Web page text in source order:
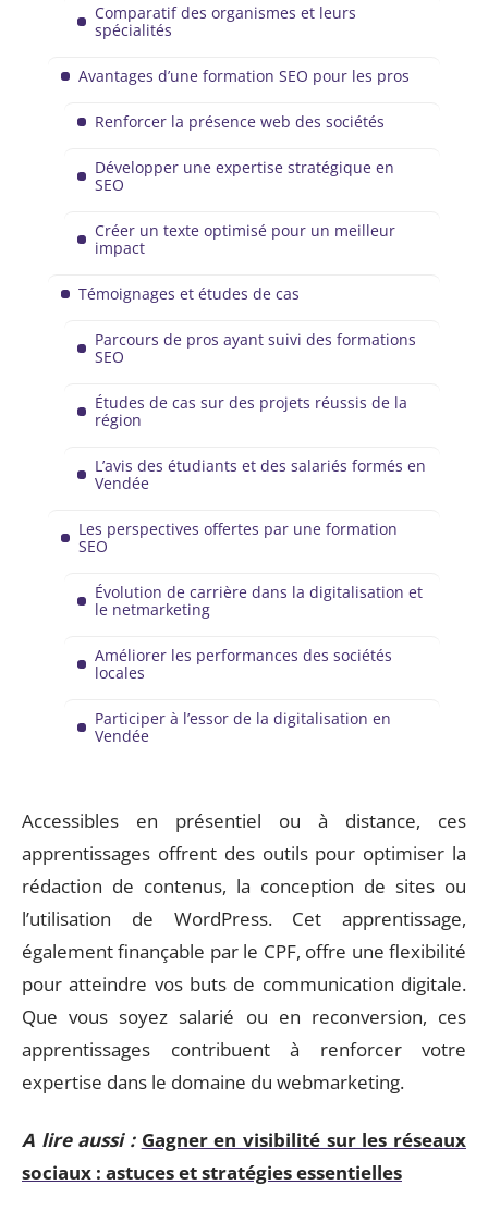
Comparatif des organismes et leurs
spécialités
Avantages d’une formation SEO pour les pros
Renforcer la présence web des sociétés
Développer une expertise stratégique en
SEO
Créer un texte optimisé pour un meilleur
impact
Témoignages et études de cas
Parcours de pros ayant suivi des formations
SEO
Études de cas sur des projets réussis de la
région
L’avis des étudiants et des salariés formés en
Vendée
Les perspectives offertes par une formation
SEO
Évolution de carrière dans la digitalisation et
le netmarketing
Améliorer les performances des sociétés
locales
Participer à l’essor de la digitalisation en
Vendée
Accessibles en présentiel ou à distance, ces
apprentissages offrent des outils pour optimiser la
rédaction de contenus, la conception de sites ou
l’utilisation de WordPress. Cet apprentissage,
également finançable par le CPF, offre une flexibilité
pour atteindre vos buts de communication digitale.
Que vous soyez salarié ou en reconversion, ces
apprentissages contribuent à renforcer votre
expertise dans le domaine du webmarketing.
A lire aussi : Gagner en visibilité sur les réseaux
sociaux : astuces et stratégies essentielles